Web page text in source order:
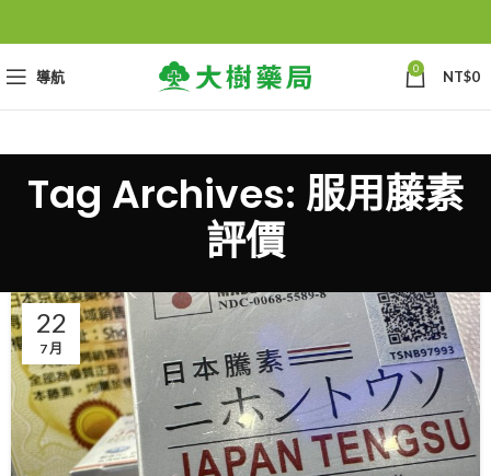
導航 0 NT$0
Tag Archives: 服用藤素
評價
22
7 月